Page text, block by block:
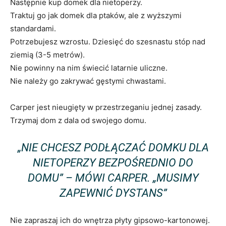
Następnie kup domek dla nietoperzy.
Traktuj go jak domek dla ptaków, ale z wyższymi
standardami.
Potrzebujesz wzrostu. Dziesięć do szesnastu stóp nad
ziemią (3-5 metrów).
Nie powinny na nim świecić latarnie uliczne.
Nie należy go zakrywać gęstymi chwastami.
Carper jest nieugięty w przestrzeganiu jednej zasady.
Trzymaj dom z dala od swojego domu.
„NIE CHCESZ PODŁĄCZAĆ DOMKU DLA
NIETOPERZY BEZPOŚREDNIO DO
DOMU” – MÓWI CARPER. „MUSIMY
ZAPEWNIĆ DYSTANS”
Nie zapraszaj ich do wnętrza płyty gipsowo-kartonowej.